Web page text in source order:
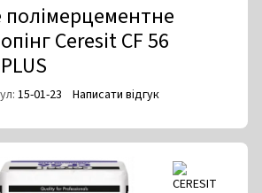
Ceresit CF 56
15-01-23 Написати відгук